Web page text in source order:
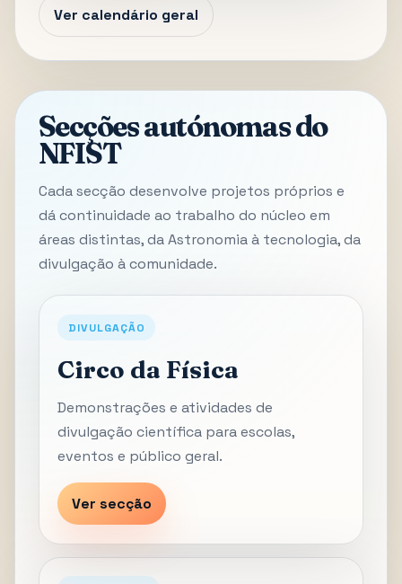
Ver calendário geral
Secções autónomas do
NFIST
Cada secção desenvolve projetos próprios e
dá continuidade ao trabalho do núcleo em
áreas distintas, da Astronomia à tecnologia, da
divulgação à comunidade.
DIVULGAÇÃO
Circo da Física
Demonstrações e atividades de
divulgação científica para escolas,
eventos e público geral.
Ver secção